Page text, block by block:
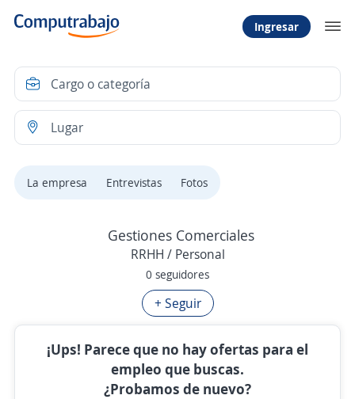
Ingresar
La empresa Entrevistas Fotos
Gestiones Comerciales
RRHH / Personal
0 seguidores
+ Seguir
¡Ups! Parece que no hay ofertas para el
empleo que buscas.
¿Probamos de nuevo?